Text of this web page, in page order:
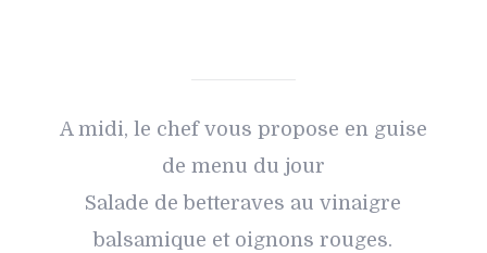
A midi, le chef vous propose en guise
de menu du jour
Salade de betteraves au vinaigre
balsamique et oignons rouges.